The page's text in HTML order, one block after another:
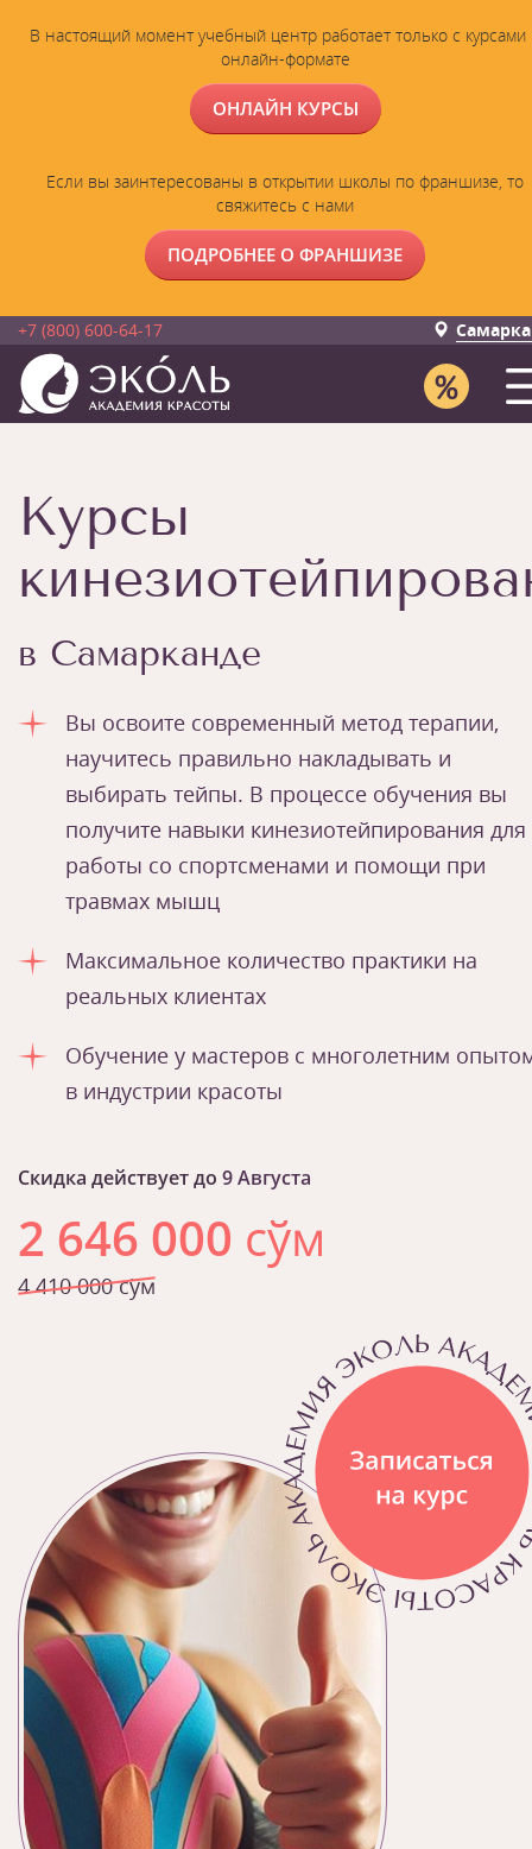
В настоящий момент учебный центр работает только с курсами
онлайн-формате
ОНЛАЙН КУРСЫ
Если вы заинтересованы в открытии школы по франшизе, то
свяжитесь с нами
ПОДРОБНЕЕ О ФРАНШИЗЕ
+7 (800) 600-64-17
Курсы
в Самарканде
Вы освоите современный метод терапии,
научитесь правильно накладывать и
выбирать тейпы. В процессе обучения вы
получите навыки кинезиотейпирования для
работы со спортсменами и помощи при
травмах мышц
Максимальное количество практики на
реальных клиентах
Обучение у мастеров с многолетним
в индустрии красоты
Скидка действует до 9 Августа
2 646 000 сўм
4 410 000 сўм